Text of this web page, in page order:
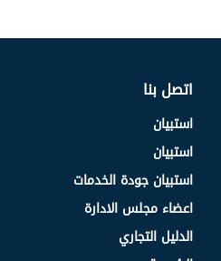
اتصل بنا
استبيان
استبيان
استبيان جودة الخدمات
اعضاء مجلس الادارة
الدليل التجاري